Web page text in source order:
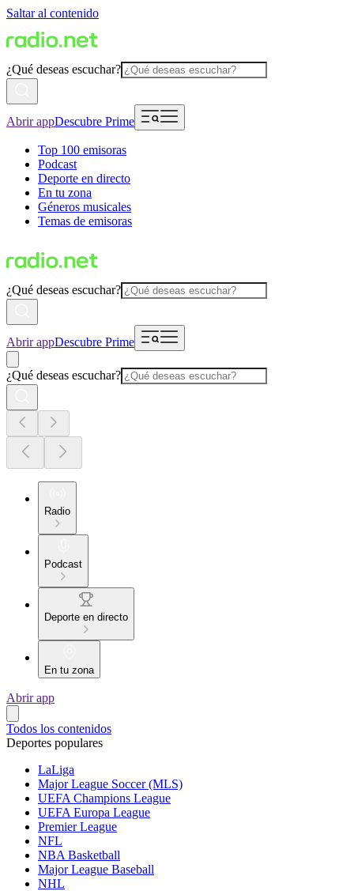
Saltar al contenido
¿Qué deseas escuchar?
Abrir appDescubre Prime
Top 100 emisoras
Podcast
Deporte en directo
En tu zona
Géneros musicales
Temas de emisoras
¿Qué deseas escuchar?
Abrir appDescubre Prime
¿Qué deseas escuchar?
Radio
Podcast
Deporte en directo
En tu zona
Abrir app
Todos los contenidos
Deportes populares
LaLiga
Major League Soccer (MLS)
UEFA Champions League
UEFA Europa League
Premier League
NFL
NBA Basketball
Major League Baseball
NHL